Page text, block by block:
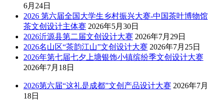
6月24日
2026 第六届全国大学生乡村振兴大赛-中国茶叶博物馆
茶文创设计主体赛 2026年5月30日
2026沂源县第二届文创设计大赛 2026年7月29日
2026名山区“茶韵江山”文创设计大赛 2026年7月25日
2026年第七届七夕上塘银饰小镇缤纷季文创设计大赛
2026年7月18日
2026第六届“这礼是成都”文创产品设计大赛 2026年7月
18日